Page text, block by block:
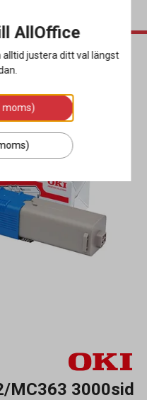
MC363 3000sid
AllOffice
alltid justera ditt val längst
moms)